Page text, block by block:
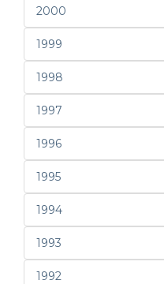
2000
1999
1998
1997
1996
1995
1994
1993
1992